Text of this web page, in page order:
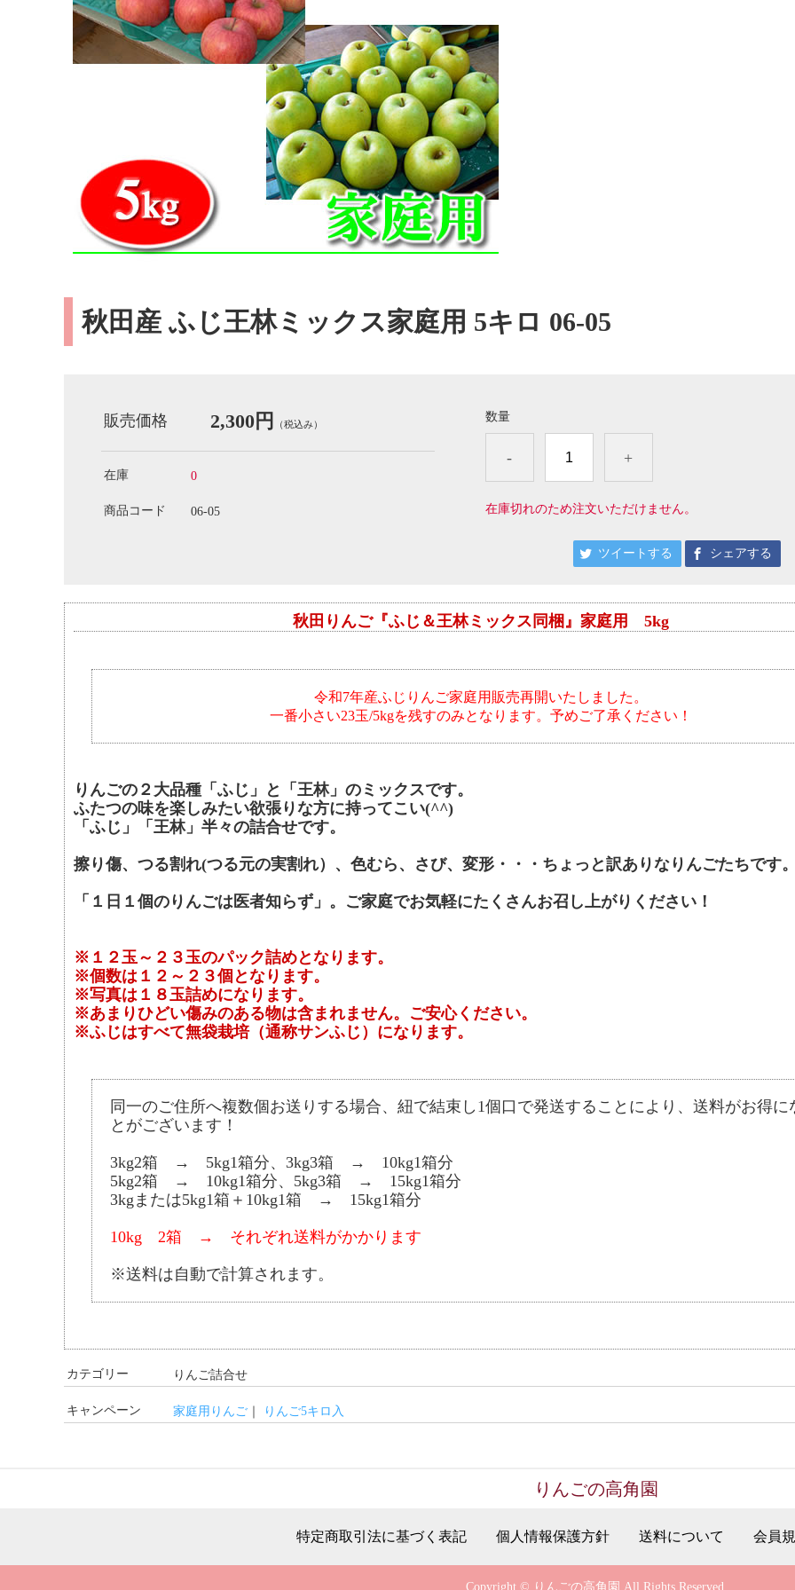
秋田産 ふじ王林ミックス家庭用 5キロ 06-05
販売価格 2,300円 （税込み）
在庫 0
商品コード 06-05
数量
- +
在庫切れのため注文いただけません。
ツイートする シェアする
秋田りんご『ふじ＆王林ミックス同梱』家庭用 5kg
令和7年産ふじりんご家庭用販売再開いたしました。
一番小さい23玉/5kgを残すのみとなります。予めご了承ください！
りんごの２大品種「ふじ」と「王林」のミックスです。
ふたつの味を楽しみたい欲張りな方に持ってこい(^^)
「ふじ」「王林」半々の詰合せです。
擦り傷、つる割れ(つる元の実割れ）、色むら、さび、変形・・・ちょっと訳ありなりんごたちです。
「１日１個のりんごは医者知らず」。ご家庭でお気軽にたくさんお召し上がりください！
※１２玉～２３玉のパック詰めとなります。
※個数は１２～２３個となります。
※写真は１８玉詰めになります。
※あまりひどい傷みのある物は含まれません。ご安心ください。
※ふじはすべて無袋栽培（通称サンふじ）になります。
同一のご住所へ複数個お送りする場合、紐で結束し1個口で発送することにより、送料がお得に
とがございます！
3kg2箱 → 5kg1箱分、3kg3箱 → 10kg1箱分
5kg2箱 → 10kg1箱分、5kg3箱 → 15kg1箱分
3kgまたは5kg1箱＋10kg1箱 → 15kg1箱分
10kg 2箱 → それぞれ送料がかかります
※送料は自動で計算されます。
カテゴリー りんご詰合せ
キャンペーン 家庭用りんご りんご5キロ入
りんごの高角園
特定商取引法に基づく表記 個人情報保護方針 送料について 会員
Copyright © りんごの高角園 All Rights Reserved.